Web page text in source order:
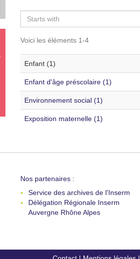
Voici les éléments 1-4
Enfant (1)
Enfant d'âge préscolaire (1)
Environnement social (1)
Exposition maternelle (1)
Nos partenaires :
Service des archives de l'Inserm
Délégation Régionale Inserm
Auvergne Rhône Alpes